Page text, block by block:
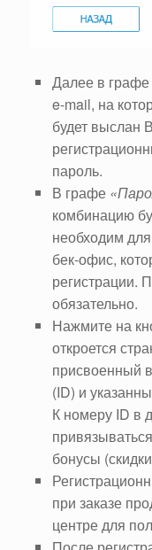
Далее в графе
e-mail, на
будет выслан
пароль.
В графе
комбинацию
необходим
бек-офис,
регистрации.
обязательно.
Нажмите на
откроется
присвоенный
(ID) и
К номеру ID в
бонусы
при заказе
центре для